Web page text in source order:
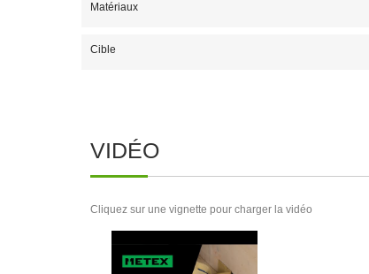
Matériaux
Cible
VIDÉO
Cliquez sur une vignette pour charger la vidéo